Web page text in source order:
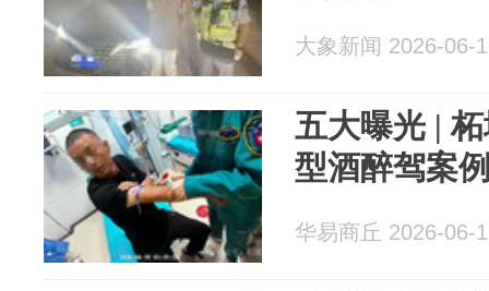
大象新闻 2026-06-
五大曝光 |
型酒醉驾案
华易商丘 2026-06-